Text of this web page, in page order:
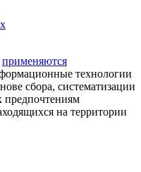
применяются
технологии
сбора, систематизации
предпочтениям
на территории